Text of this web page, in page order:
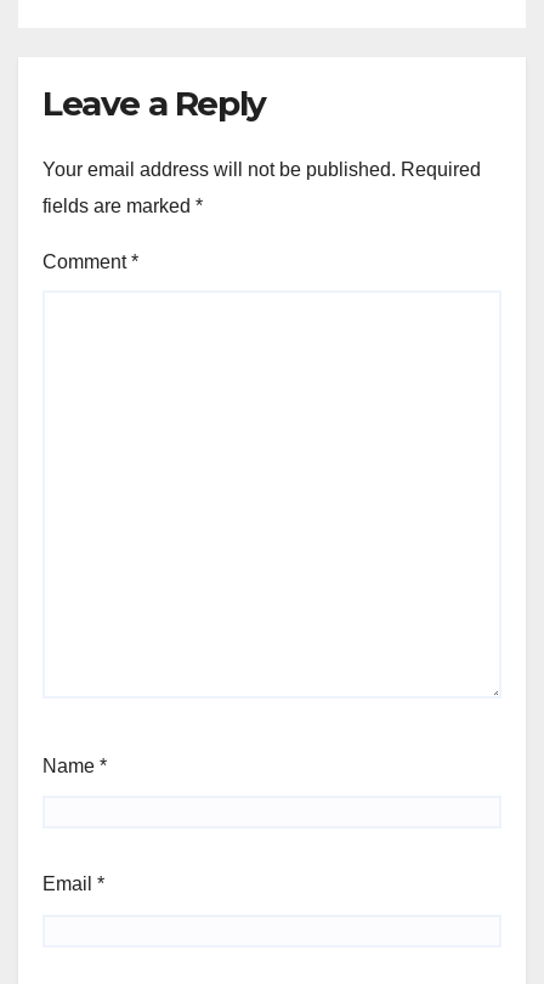
Leave a Reply
Your email address will not be published. Required
fields are marked *
Comment*
Name *
Email *